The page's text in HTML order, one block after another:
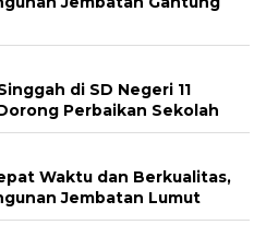
di SD Negeri 11
Perbaikan Sekolah
Waktu dan Berkualitas,
Jembatan Lumut